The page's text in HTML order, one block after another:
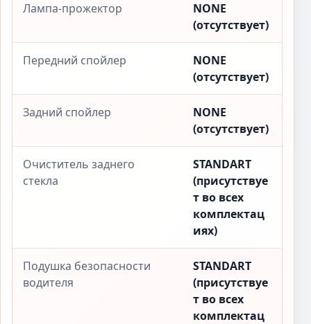
Лампа-прожектор
NONE
(отсутствует)
Передний спойлер
NONE
(отсутствует)
Задний спойлер
NONE
(отсутствует)
Очиститель заднего
стекла
STANDART
(присутствуе
т во всех
комплектац
иях)
Подушка безопасности
водителя
STANDART
(присутствуе
т во всех
комплектац